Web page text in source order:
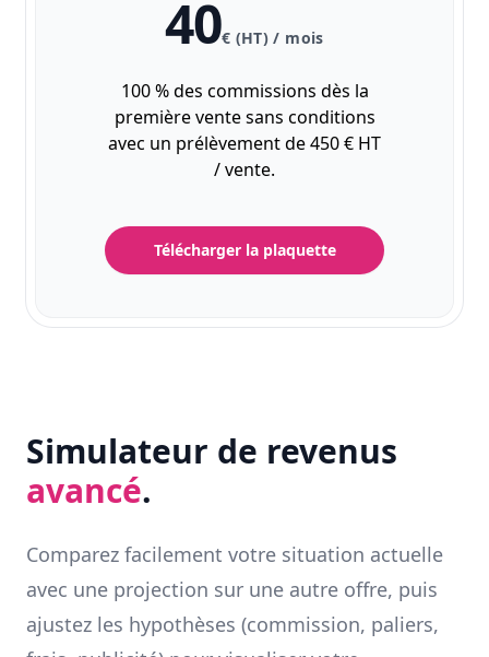
40€ (HT) / mois
100 % des commissions dès la
première vente sans conditions
avec un prélèvement de 450 € HT
/ vente.
Télécharger la plaquette
Simulateur de revenus
avancé.
Comparez facilement votre situation actuelle
avec une projection sur une autre offre, puis
ajustez les hypothèses (commission, paliers,